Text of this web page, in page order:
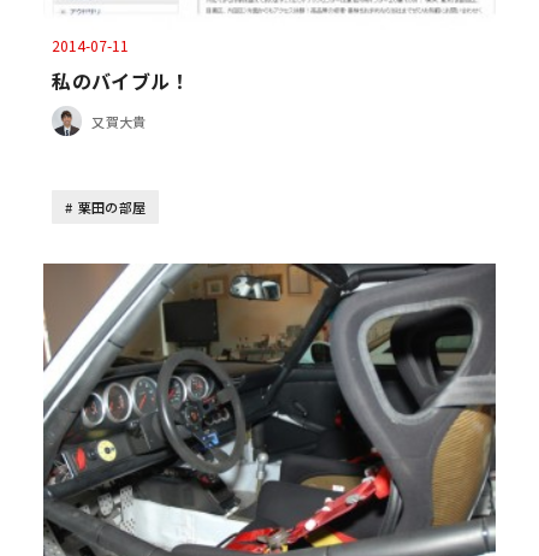
2014-07-11
私のバイブル！
又賀大貴
栗田の部屋